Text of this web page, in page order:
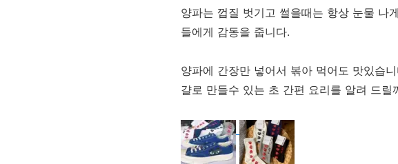
양파는 껍질 벗기고 썰을때는 항상 눈물 나
들에게 감동을 줍니다.
양파에 간장만 넣어서 볶아 먹어도 맛있습
걀로 만들수 있는 초 간편 요리를 알려 드릴